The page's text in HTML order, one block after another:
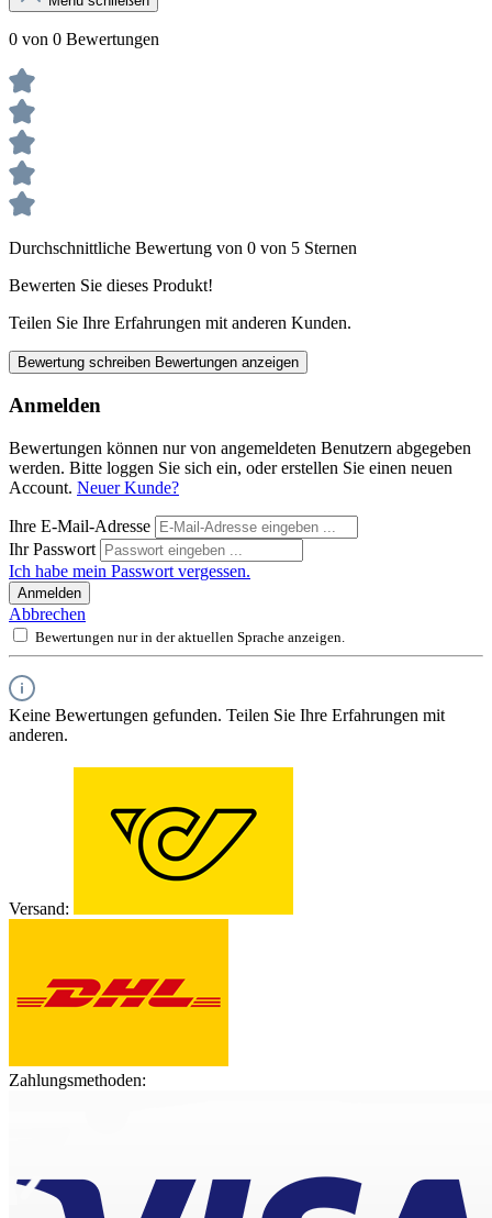
0 von 0 Bewertungen
Durchschnittliche Bewertung von 0 von 5 Sternen
Bewerten Sie dieses Produkt!
Teilen Sie Ihre Erfahrungen mit anderen Kunden.
Bewertung schreiben Bewertungen anzeigen
Anmelden
Bewertungen können nur von angemeldeten Benutzern abgegeben
werden. Bitte loggen Sie sich ein, oder erstellen Sie einen neuen
Account. Neuer Kunde?
Ihre E-Mail-Adresse
Ihr Passwort
Ich habe mein Passwort vergessen.
Anmelden
Abbrechen
Bewertungen nur in der aktuellen Sprache anzeigen.
Keine Bewertungen gefunden. Teilen Sie Ihre Erfahrungen mit
anderen.
Versand:
Zahlungsmethoden: